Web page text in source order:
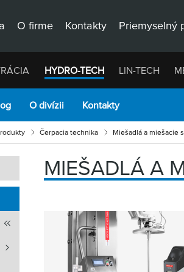
O firme Kontakty Priemyselný
HYDRO-TECH LIN-TECH
O divízii Kontakty
Čerpacia technika Miešadlá a miešacie
MIEŠADLÁ A